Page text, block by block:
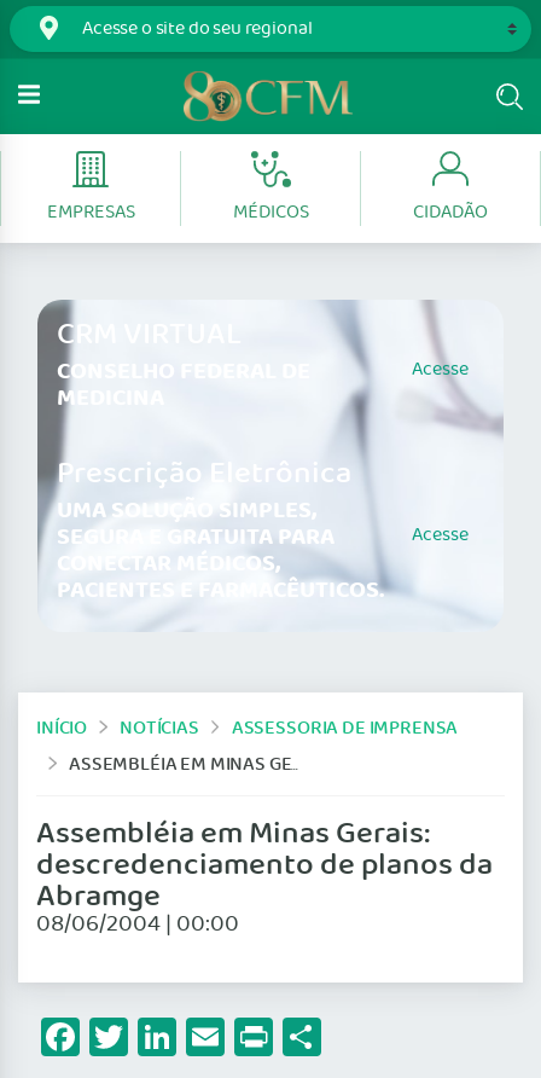
EMPRESAS MÉDICOS CIDADÃO
CRM VIRTUAL
CONSELHO FEDERAL DE
MEDICINA
Acesse
Prescrição Eletrônica
UMA SOLUÇÃO SIMPLES,
SEGURA E GRATUITA PARA
CONECTAR MÉDICOS,
PACIENTES E FARMACÊUTICOS.
Acesse
INÍCIO NOTÍCIAS
ASSESSORIA DE IMPRENSA
ASSEMBLÉIA EM MINAS GERAIS: DESCREDENCIAMENTO DE PLANOS DA ABRAMGE
Assembléia em Minas Gerais:
descredenciamento de planos da
Abramge
08/06/2004 | 00:00
Facebook
Twitter
LinkedIn
Email
Print